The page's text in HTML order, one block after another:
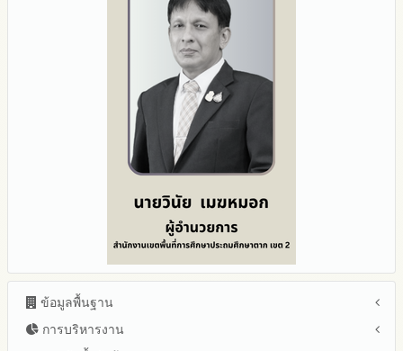
ข้อมูลพื้นฐาน
โครงสร้าง หน้าที่และอำนาจ
การบริหารงาน